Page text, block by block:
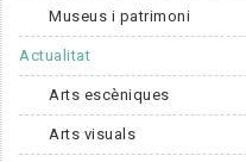
Museus i patrimoni
Actualitat
Arts escèniques
Arts visuals